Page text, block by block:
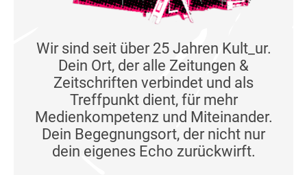
Wir sind seit über 25 Jahren Kult_ur.
Dein Ort, der alle Zeitungen &
Zeitschriften verbindet und als
Treffpunkt dient, für mehr
Medienkompetenz und Miteinander.
Dein Begegnungsort, der nicht nur
dein eigenes Echo zurückwirft.